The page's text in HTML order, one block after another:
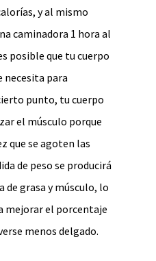
y al mismo
caminadora 1 hora al
posible que tu cuerpo
necesita para
punto, tu cuerpo
el músculo porque
que se agoten las
de peso se producirá
de grasa y músculo, lo
mejorar el porcentaje
menos delgado.